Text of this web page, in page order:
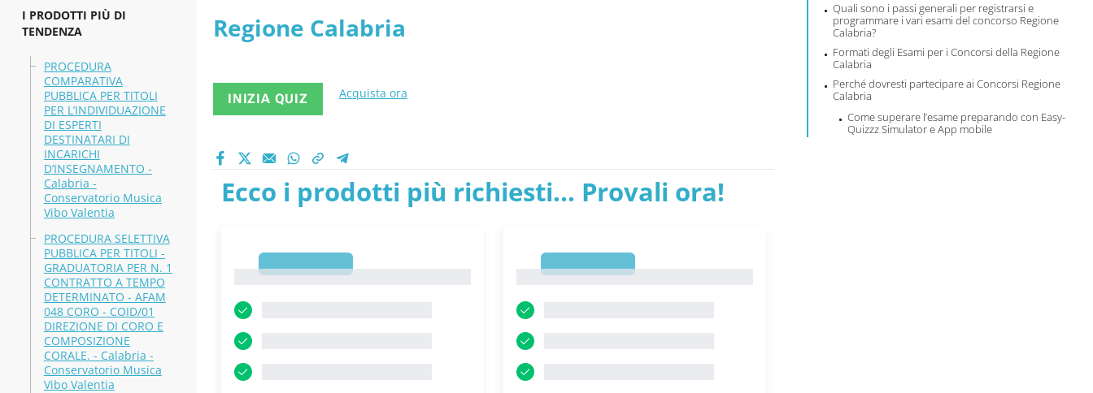
I PRODOTTI PIÙ DI
TENDENZA
PROCEDURA
COMPARATIVA
PUBBLICA PER TITOLI
PER L’INDIVIDUAZIONE
DI ESPERTI
DESTINATARI DI
INCARICHI
D’INSEGNAMENTO -
Calabria -
Conservatorio Musica
Vibo Valentia
PROCEDURA SELETTIVA
PUBBLICA PER TITOLI -
GRADUATORIA PER N. 1
CONTRATTO A TEMPO
DETERMINATO - AFAM
048 CORO - COID/01
DIREZIONE DI CORO E
COMPOSIZIONE
CORALE. - Calabria -
Conservatorio Musica
Vibo Valentia
Quali sono i passi generali per registrarsi e
programmare i vari esami del concorso Regione
Calabria?
Formati degli Esami per i Concorsi della Regione
Calabria
Perché dovresti partecipare ai Concorsi Regione
Calabria
Come superare l’esame preparando con Easy-
Quizzz Simulator e App mobile
Regione Calabria
INIZIA QUIZ Acquista ora
Ecco i prodotti più richiesti... Provali ora!